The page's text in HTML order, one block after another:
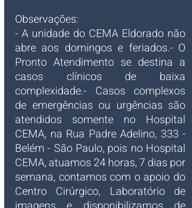
Observações:
- A unidade do CEMA Eldorado não
abre aos domingos e feriados.- O
Pronto Atendimento se destina a
casos clínicos de baixa
complexidade.- Casos complexos
de emergências ou urgências são
atendidos somente no Hospital
CEMA, na Rua Padre Adelino, 333 -
Belém - São Paulo, pois no Hospital
CEMA, atuamos 24 horas, 7 dias por
semana, contamos com o apoio do
Centro Cirúrgico, Laboratório de